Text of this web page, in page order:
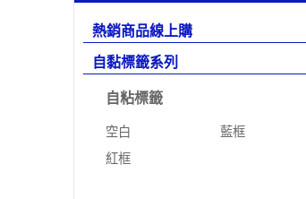
熱銷商品線上購
自黏標籤系列
自粘標籤
空白
藍框
紅框